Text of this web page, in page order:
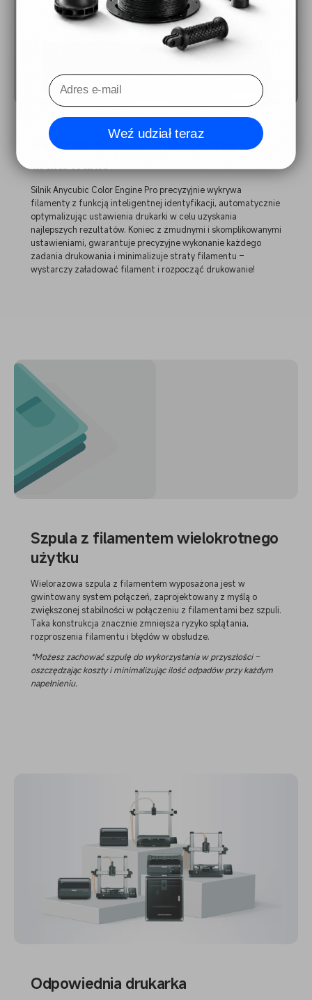
Bezproblemowe, inteligentne
drukowanie
Silnik Anycubic Color Engine Pro precyzyjnie wykrywa
filamenty z funkcją inteligentnej identyfikacji, automatycznie
optymalizując ustawienia drukarki w celu uzyskania
najlepszych rezultatów. Koniec z żmudnymi i skomplikowanymi
ustawieniami, gwarantuje precyzyjne wykonanie każdego
zadania drukowania i minimalizuje straty filamentu –
wystarczy załadować filament i rozpocząć drukowanie!
Szpula z filamentem wielokrotnego
użytku
Wielorazowa szpula z filamentem wyposażona jest w
gwintowany system połączeń, zaprojektowany z myślą o
zwiększonej stabilności w połączeniu z filamentami bez szpuli.
Taka konstrukcja znacznie zmniejsza ryzyko splątania,
rozproszenia filamentu i błędów w obsłudze.
*Możesz zachować szpulę do wykorzystania w przyszłości –
oszczędzając koszty i minimalizując ilość odpadów przy każdym
napełnieniu.
Odpowiednia drukarka
Weź udział teraz